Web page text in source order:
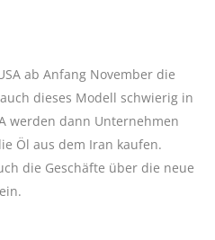
ab Anfang November die
dieses Modell schwierig in
werden dann Unternehmen
Öl aus dem Iran kaufen.
die Geschäfte über die neue